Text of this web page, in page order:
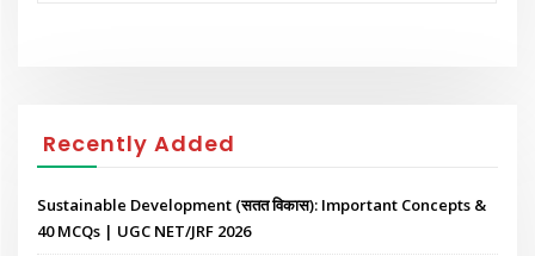
Recently Added
Sustainable Development (सतत विकास): Important Concepts &
40 MCQs | UGC NET/JRF 2026